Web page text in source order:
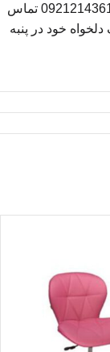
صندلی تابوره پزشکی پشت پهن دارید، با شماره 0921214361 تماس
خود در پنبه